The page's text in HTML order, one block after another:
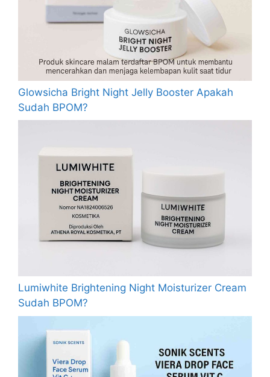
Glowsicha Bright Night Jelly Booster Apakah
Sudah BPOM?
Lumiwhite Brightening Night Moisturizer Cream
Sudah BPOM?